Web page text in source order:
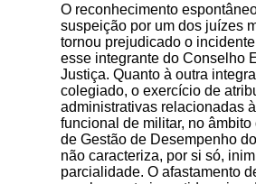
O reconhecimento
suspeição por um dos juízes
tornou prejudicado o
esse integrante do Conselho
Justiça. Quanto à outra
colegiado, o exercício de
administrativas relacionadas
funcional de militar, no âmbito
de Gestão de Desempenho
não caracteriza, por si só,
parcialidade. O afastamento